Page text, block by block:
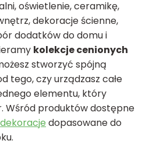
oświetlenie, ceramikę,
dekoracje ścienne,
dodatków do domu i
kolekcje cenionych
stworzyć spójną
tego, czy urządzasz całe
elementu, który
Wśród produktów dostępne
dekoracje dopasowane do